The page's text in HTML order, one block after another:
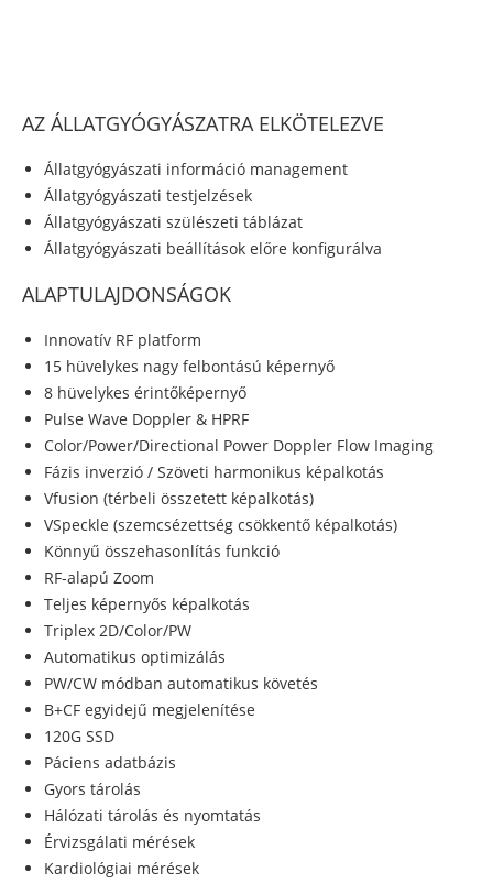
AZ ÁLLATGYÓGYÁSZATRA ELKÖTELEZVE
Állatgyógyászati információ management
Állatgyógyászati testjelzések
Állatgyógyászati szülészeti táblázat
Állatgyógyászati beállítások előre konfigurálva
ALAPTULAJDONSÁGOK
Innovatív RF platform
15 hüvelykes nagy felbontású képernyő
8 hüvelykes érintőképernyő
Pulse Wave Doppler & HPRF
Color/Power/Directional Power Doppler Flow Imaging
Fázis inverzió / Szöveti harmonikus képalkotás
Vfusion (térbeli összetett képalkotás)
VSpeckle (szemcsézettség csökkentő képalkotás)
Könnyű összehasonlítás funkció
RF-alapú Zoom
Teljes képernyős képalkotás
Triplex 2D/Color/PW
Automatikus optimizálás
PW/CW módban automatikus követés
B+CF egyidejű megjelenítése
120G SSD
Páciens adatbázis
Gyors tárolás
Hálózati tárolás és nyomtatás
Érvizsgálati mérések
Kardiológiai mérések